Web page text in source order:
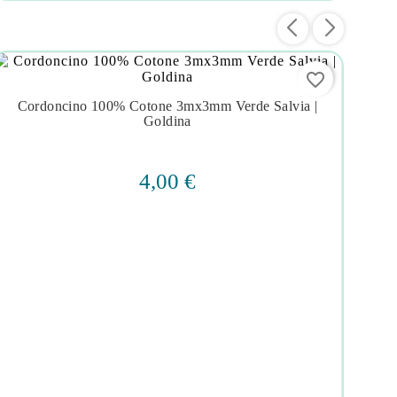
 
Cordoncino 100% Cotone 3mx3mm Verde Salvia |
Goldina
4,00 €
favorite_border